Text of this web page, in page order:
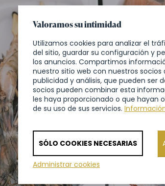
Valoramos su intimidad
Utilizamos cookies para analizar el
del sitio, guardar su configuración y
los anuncios. Compartimos
nuestro sitio web con nuestros socios
publicidad y análisis, que pueden ser
socios pueden combinar esta
les haya proporcionado o que hayan
de su uso de sus servicios.
SÓLO COOKIES NECESARIAS
Administrar cookies